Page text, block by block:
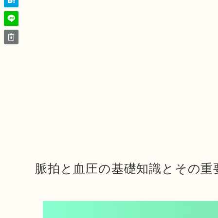
脈拍と血圧の基礎知識とその重